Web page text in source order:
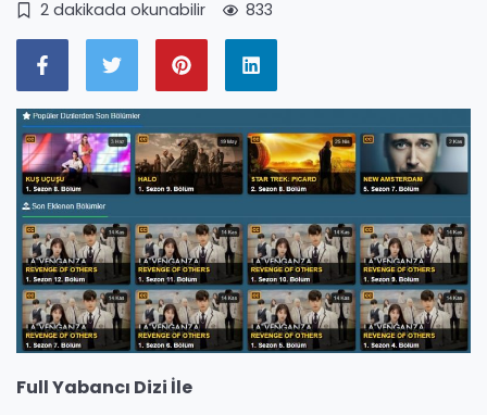
2 dakikada okunabilir 833
Full Yabancı Dizi İle